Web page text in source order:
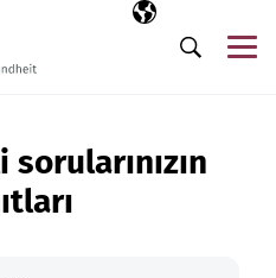
Seçili dil
TR
Arama